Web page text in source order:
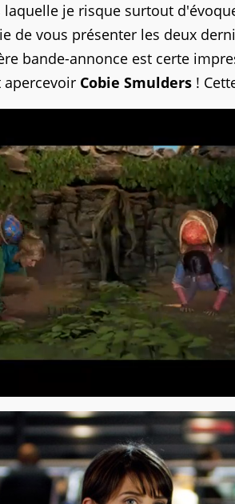
je risque surtout
de vous présenter les deux
bande-annonce est certe
apercevoir Cobie Smulders !